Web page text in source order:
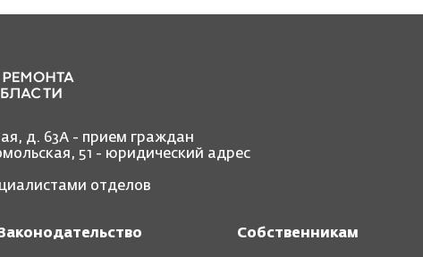
д. 63А - прием граждан
51 - юридический адрес
отделов
Собственникам